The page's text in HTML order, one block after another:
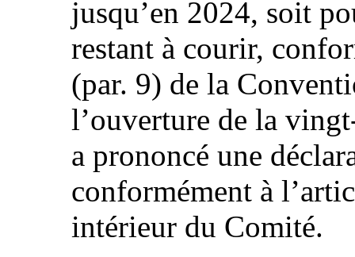
jusqu’en 2024, soit
restant à courir,
(par. 9) de la
l’ouverture de la
a prononcé une
conformément à
intérieur du Comité.